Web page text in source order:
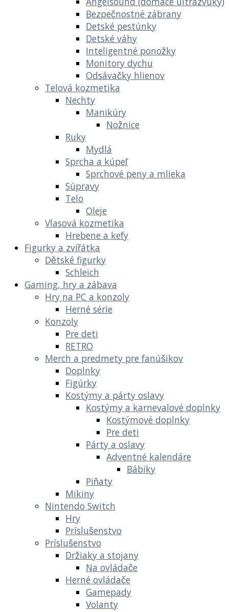
Bezpečnostné zábrany
Detské pestúnky
Detské váhy
Inteligentné ponožky
Monitory dychu
Odsávačky hlienov
Telová kozmetika
Nechty
Manikúry
Nožnice
Ruky
Mydlá
Sprcha a kúpeľ
Sprchové peny a mlieka
Súpravy
Telo
Oleje
Vlasová kozmetika
Hrebene a kefy
Figurky a zvířátka
Dětské figurky
Schleich
Gaming, hry a zábava
Hry na PC a konzoly
Herné série
Konzoly
Pre deti
RETRO
Merch a predmety pre fanúšikov
Doplnky
Figúrky
Kostýmy a párty oslavy
Kostýmy a karnevalové doplnky
Kostýmové doplnky
Pre deti
Párty a oslavy
Adventné kalendáre
Bábiky
Piňaty
Mikiny
Nintendo Switch
Hry
Príslušenstvo
Príslušenstvo
Držiaky a stojany
Na ovládače
Herné ovládače
Gamepady
Volanty